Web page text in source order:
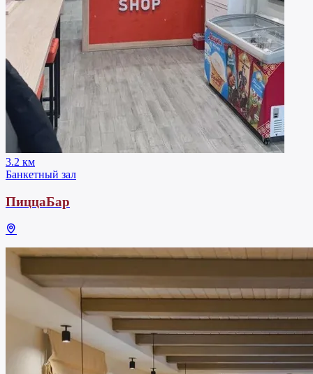
3.2 км
Банкетный зал
ПиццаБар